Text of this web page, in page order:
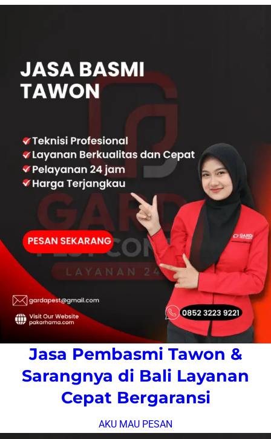
Jasa Pembasmi Tawon &
Sarangnya di Bali Layanan
Cepat Bergaransi
AKU MAU PESAN